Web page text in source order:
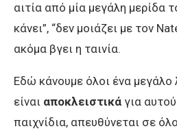
αιτία από μία μεγάλη μερίδα
κάνει”, “δεν μοιάζει με τον
ακόμα βγει η ταινία.
Εδώ κάνουμε όλοι ένα μεγάλο
είναι αποκλειστικά για
παιχνίδια, απευθύνεται σε